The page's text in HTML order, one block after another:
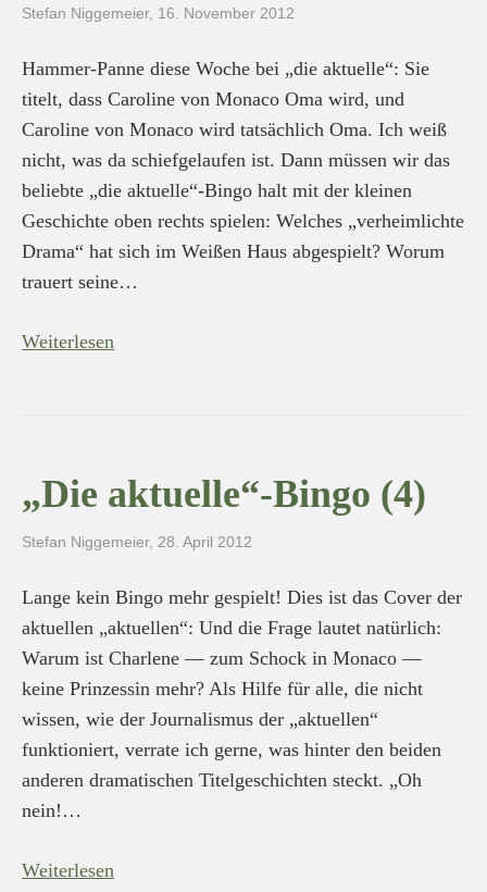
Stefan Niggemeier, 16. November 2012
Hammer-Panne diese Woche bei „die aktuelle“: Sie
titelt, dass Caroline von Monaco Oma wird, und
Caroline von Monaco wird tatsächlich Oma. Ich weiß
nicht, was da schiefgelaufen ist. Dann müssen wir das
beliebte „die aktuelle“-Bingo halt mit der kleinen
Geschichte oben rechts spielen: Welches „verheimlichte
Drama“ hat sich im Weißen Haus abgespielt? Worum
trauert seine…
Weiterlesen
„Die aktuelle“-Bingo (4)
Stefan Niggemeier, 28. April 2012
Lange kein Bingo mehr gespielt! Dies ist das Cover der
aktuellen „aktuellen“: Und die Frage lautet natürlich:
Warum ist Charlene — zum Schock in Monaco —
keine Prinzessin mehr? Als Hilfe für alle, die nicht
wissen, wie der Journalismus der „aktuellen“
funktioniert, verrate ich gerne, was hinter den beiden
anderen dramatischen Titelgeschichten steckt. „Oh
nein!…
Weiterlesen